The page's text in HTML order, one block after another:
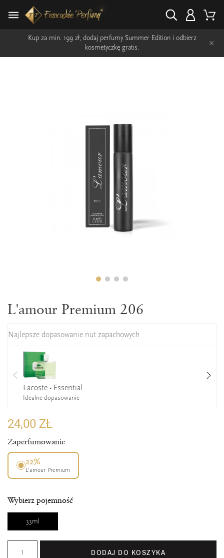
Kup za min. 199 zł, dodaj perfumy Summer Edition i odbierz
kosmetyczkę gratis.
×
L'amour Premium 206
Najlepsze dopasowanie nut zapachowych
Lacoste - Essential
Idealne dopasowanie
24,00 ZŁ
Zaperfumowanie
22%
L’amour Premium
Wybierz pojemność
33ml
DODAJ DO KOSZYKA